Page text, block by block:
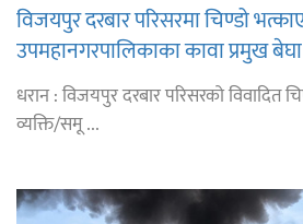
विजयपुर दरबार परिसरमा चिण्डो
उपमहानगरपालिकाका कावा प्रमुख
धरान : विजयपुर दरबार परिसरको विवादित
व्यक्ति/समू ...